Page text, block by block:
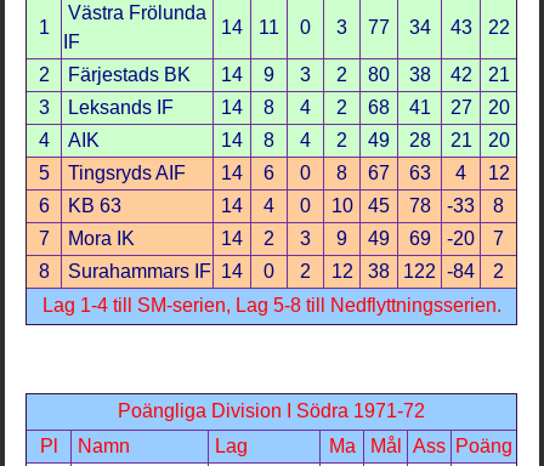
1
Västra Frölunda
IF
14 11 0 3 77 34 43 22
2 Färjestads BK 14 9 3 2 80 38 42
21
3
Leksands IF 14 8 4 2 68 41 27
20
4
AIK 14 8 4 2 49 28 21
20
5
Tingsryds AIF 14 6 0 8 67 63 4
12
6
KB 63 14 4 0 10 45 78 -33
8
7
Mora IK 14 2 3 9 49 69 -20
7
8
Surahammars IF 14 0 2 12 38 122 -84
2
Lag 1-4 till SM-serien, Lag 5-8 till Nedflyttningsserien.
Poängliga Division I Södra 1971-72
Pl
Namn Lag Ma Mål Ass Poäng